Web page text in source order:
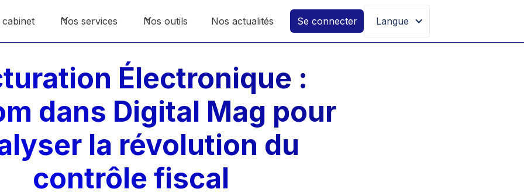
cabinet Nos services Nos outils Nos actualités Se connecter Langue
Électronique :
dans Digital Mag pour
la révolution du
contrôle fiscal